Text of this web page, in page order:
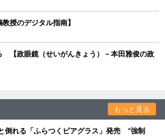
授のデジタル指南】
【政眼鏡（せいがんきょう）－本田雅俊の政
もっと見る
倒れる「ふらつくビアグラス」発売 “強制